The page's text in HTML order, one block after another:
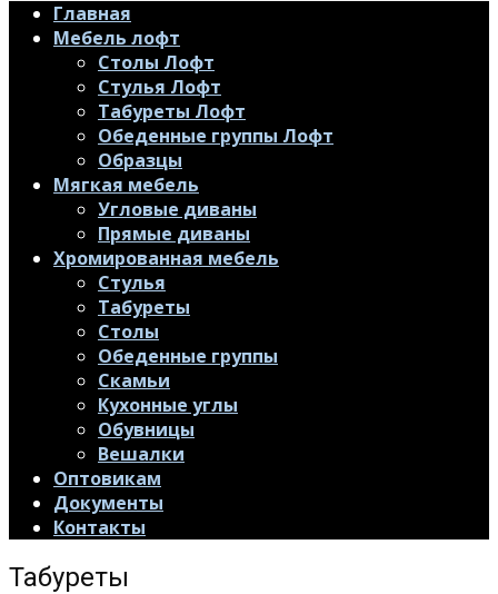
Главная
Мебель лофт
Столы Лофт
Стулья Лофт
Табуреты Лофт
Обеденные группы Лофт
Образцы
Мягкая мебель
Угловые диваны
Прямые диваны
Хромированная мебель
Стулья
Табуреты
Столы
Обеденные группы
Скамьи
Кухонные углы
Обувницы
Вешалки
Оптовикам
Документы
Контакты
Табуреты